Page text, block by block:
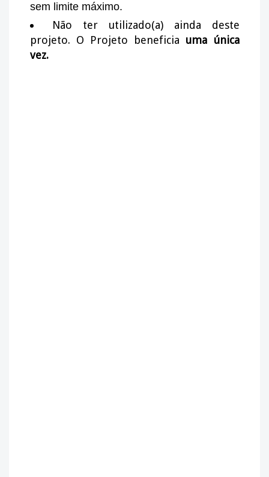
sem limite máximo.
Não ter utilizado(a) ainda deste
projeto. O Projeto beneficia uma única
vez.